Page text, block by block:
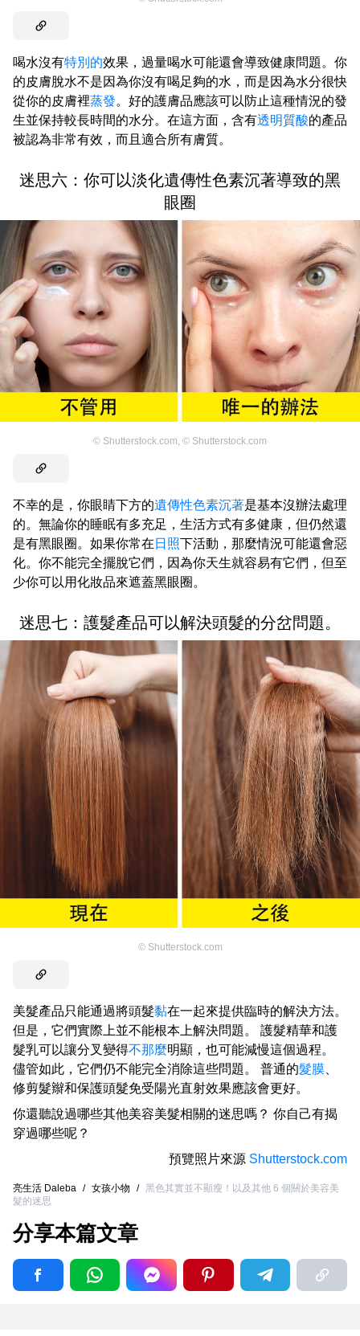
喝水沒有特別的效果，過量喝水可能還會導致健康問題。你
的皮膚脫水不是因為你沒有喝足夠的水，而是因為水分很快
從你的皮膚裡蒸發。好的護膚品應該可以防止這種情況的發
生並保持較長時間的水分。在這方面，含有透明質酸的產品
被認為非常有效，而且適合所有膚質。
迷思六：你可以淡化遺傳性色素沉著導致的黑
眼圈
© Shutterstock.com © Shutterstock.com
不幸的是，你眼睛下方的遺傳性色素沉著是基本沒辦法處理
的。無論你的睡眠有多充足，生活方式有多健康，但仍然還
是有黑眼圈。如果你常在 日照下活動，那麼情況可能還會惡
化。你不能完全擺脫它們，因為你天生就容易有它們，但至
少你可以用化妝品來遮蓋黑眼圈。
迷思七：護髮產品可以解決頭髮的分岔問題。
© Shutterstock.com
美髮產品只能通過將頭髮黏在一起來提供臨時的解決方法。
但是，它們實際上並不能根本上解決問題。 護髮精華和護
髮乳可以讓分叉變得不那麼明顯，也可能減慢這個過程。
儘管如此，它們仍不能完全消除這些問題。 普通的髮膜
修剪髮辮和保護頭髮免受陽光直射效果應該會更好。
你還聽說過哪些其他美容美髮相關的迷思嗎？ 你自己有揭
穿過哪些呢？
預覽照片來源 Shutterstock.com
亮生活 Daleba / 女孩小物 / 黑色其實並不顯瘦！以及其他 6 個關於美容美
髮的迷思
分享本篇文章